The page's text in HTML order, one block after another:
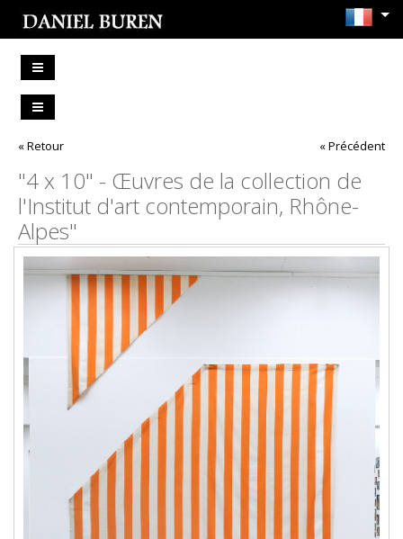
« Retour « Précédent
"4 x 10" - Œuvres de la collection de
l'Institut d'art contemporain, Rhône-
Alpes"